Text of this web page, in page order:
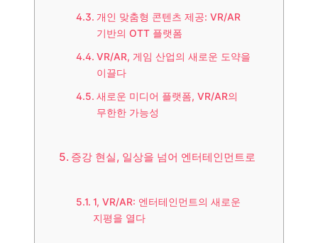
개인 맞춤형 콘텐츠 제공: VR/AR
기반의 OTT 플랫폼
VR/AR, 게임 산업의 새로운 도약을
이끌다
새로운 미디어 플랫폼, VR/AR의
무한한 가능성
증강 현실, 일상을 넘어 엔터테인먼트로
1, VR/AR: 엔터테인먼트의 새로운
지평을 열다